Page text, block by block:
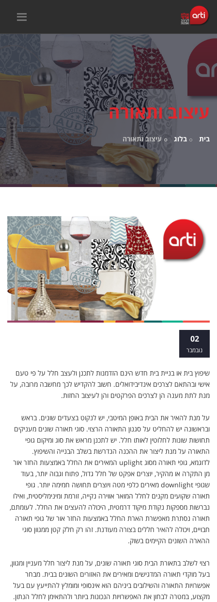
עיצוב ותאורה
בית בלוג עיצוב ותאורה
02
נובמבר
שיפוץ בית או בניית בית חדש הינם הזדמנות לתכנן ולעצב חלל על פי טעם
אישי ובהתאם לצרכים אינדיבידואלים. חשוב להקדיש לכך מחשבה מרובה, על
מנת לתת מענה הן לצרכים הפרקטים והן לעיצוב החזות.
על מנת להאיר את הבית באופן המיטבי, יש לנקוט בצעדים שונים. בראש
ובראשונה יש להחליט על סגנון התאורה הרצוי. סוגי תאורה שונים מעניקים
תחושות שונות לחלוטין לאותו חלל. יש לתכנן מראש את סוג ומיקום גופי
התאורה על מנת ליצור את ההכנה הנדרשת בשלב הבנייה והשיפוץ.
לדוגמא, גופי תאורה מסוג uplight המאירים את החלל באמצעות החזר אור
מן התקרה או מהקיר, יוצרים אפקט של חלל גדול, פתוח וגבוה יותר, בעוד
שגופי downlight מאירים כלפי מטה ויוצרים תחושה חמימה יותר. גופי
תאורה שקועים מקנים לחלל המואר אווירה נקייה, זורמת ומינימליסטית, ואילו
נברשות מספקות נקודת מיקוד דרמטית, היכולה להעצים את החלל. לעומתם,
תאורה נסתרת מאפשרת הארת החלל באמצעות החזר אור של גופי תאורה
חבויים, ויכולה להאיר חללים בצורה מעודנת. זהו רק חלק קטן ממגוון סוגי
ההארה השונים הקיימים בשוק.
רצוי לשלב בתאורת הבית סוגי תאורה שונים, על מנת ליצור חלל מעניין ומגוון,
בעל מוקדי תאורה המדגישים ומאירים את האזורים השונים בבית. מבחר
אפשרויות התאורה והשילובים ביניהם הוא אינסופי ומומלץ להתייעץ עם בעל
מקצוע, במטרה לבחון את האפשרויות הנכונות ביותר ולהתאימן לחלל הנתון.